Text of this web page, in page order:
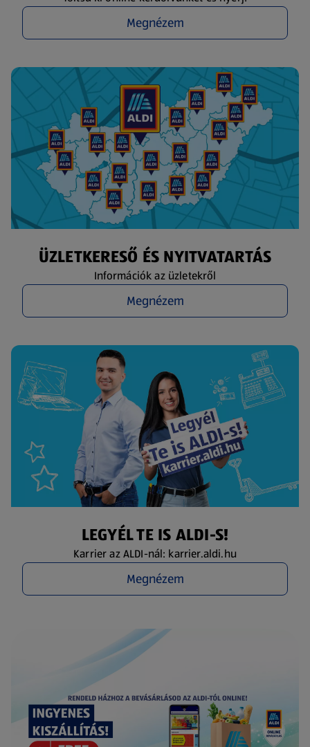
Megnézem
ÜZLETKERESŐ ÉS NYITVATARTÁS
Információk az üzletekről
Megnézem
LEGYÉL TE IS ALDI-S!
Karrier az ALDI-nál: karrier.aldi.hu
Megnézem